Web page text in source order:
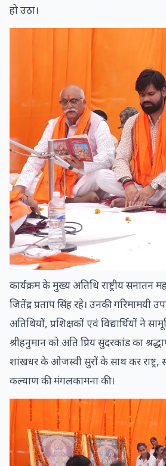
हो उठा।
कार्यक्रम के मुख्य अतिथि राष्ट्रीय सनातन
जितेंद्र प्रताप सिंह रहे। उनकी गरिमामयी
अतिथियों, प्रशिक्षकों एवं विद्यार्थियों ने
श्रीहनुमान को अति प्रिय सुंदरकांड का
शांखधर के ओजस्वी सुरों के साथ कर राष्ट्र,
कल्याण की मंगलकामना की।